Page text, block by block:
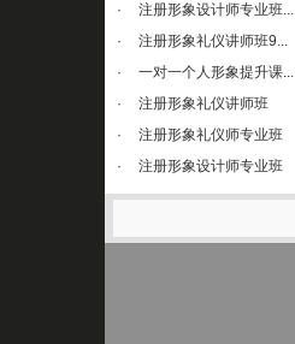
·
注册形象设计师专业班...
·
注册形象礼仪讲师班9...
·
一对一个人形象提升课...
·
注册形象礼仪讲师班
·
注册形象礼仪师专业班
·
注册形象设计师专业班